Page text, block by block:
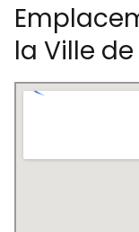
la Ville